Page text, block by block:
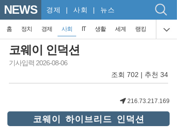
NEWS 경제 | 사회 | 뉴스
홈 정치 경제 사회 IT 생활 세계 랭킹
코웨이 인덕션
기사입력 2026-08-06
조회 702 | 추천 34
216.73.217.169
코웨이 하이브리드 인덕션